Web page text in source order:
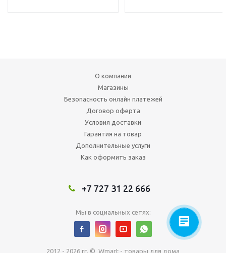
О компании
Магазины
Безопасность онлайн платежей
Договор оферта
Условия доставки
Гарантия на товар
Дополнительные услуги
Как оформить заказ
+7 727 31 22 666
Мы в социальных сетях:
2012 - 2026 гг. © Wmart - товары для дома